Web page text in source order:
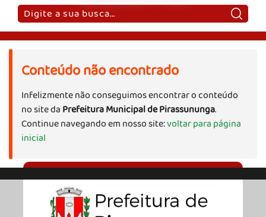
Pesquisar:
Conteúdo não encontrado
Infelizmente não conseguimos encontrar o conteúdo
no site da Prefeitura Municipal de Pirassununga.
Continue navegando em nosso site:voltar para página
inicial